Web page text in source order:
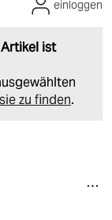
ist
zu finden.
einloggen